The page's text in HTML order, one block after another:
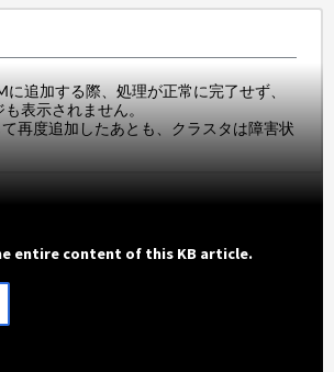
追加する際、処理が正常に完了せず、
表示されません。
再度追加したあとも、クラスタは障害状
entire content of this KB article.